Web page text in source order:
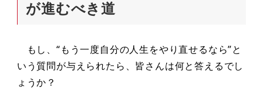
が進むべき道
もし、“もう一度自分の人生をやり直せるなら”と
いう質問が与えられたら、皆さんは何と答えるでし
ょうか？